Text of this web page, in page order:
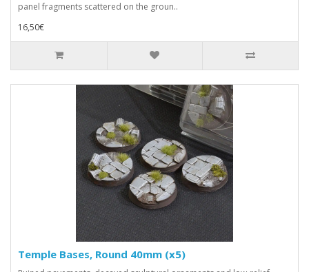
panel fragments scattered on the groun..
16,50€
Temple Bases, Round 40mm (x5)